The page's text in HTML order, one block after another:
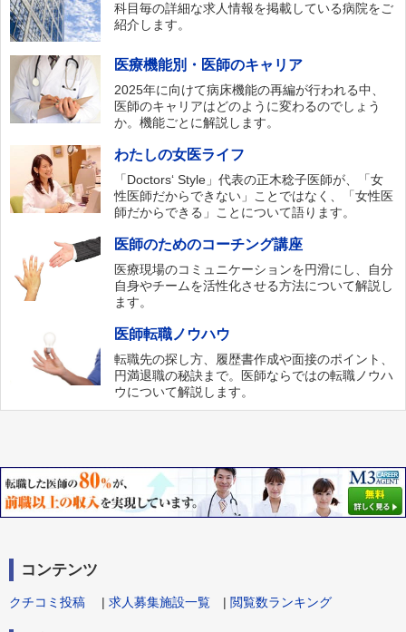
科目毎の詳細な求人情報を掲載している病院をご
紹介します。
医療機能別・医師のキャリア
2025年に向けて病床機能の再編が行われる中、
医師のキャリアはどのように変わるのでしょう
か。機能ごとに解説します。
わたしの女医ライフ
「Doctors‘ Style」代表の正木稔子医師が、「女
性医師だからできない」ことではなく、「女性医
師だからできる」ことについて語ります。
医師のためのコーチング講座
医療現場のコミュニケーションを円滑にし、自分
自身やチームを活性化させる方法について解説し
ます。
医師転職ノウハウ
転職先の探し方、履歴書作成や面接のポイント、
円満退職の秘訣まで。医師ならではの転職ノウハ
ウについて解説します。
コンテンツ
クチコミ投稿 | 求人募集施設一覧 | 閲覧数ランキング